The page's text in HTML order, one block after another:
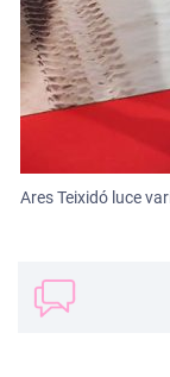
Ares Teixidó luce